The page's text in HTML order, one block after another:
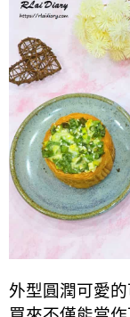
外型圓潤可愛